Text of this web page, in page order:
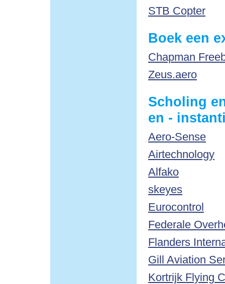
STB Copter
Boek een
Chapman
Zeus.aero
Scholing
en -
Aero-Sense
Airtechnology
Alfako
skeyes
Eurocontrol
Federale
Flanders
Gill Aviation
Kortrijk Flying